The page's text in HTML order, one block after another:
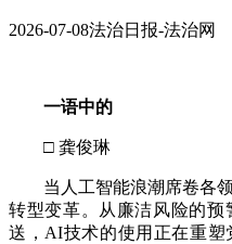
2026-07-08法治日报-法治网
一语中的
□ 龚俊琳
当人工智能浪潮席卷各领
转型变革。从廉洁风险的
送，AI技术的使用正在重